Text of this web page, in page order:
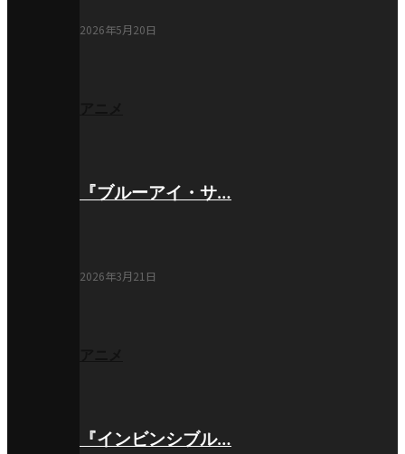
2026年5月20日
『ブルーアイ・サ…
2026年3月21日
『インビンシブル…